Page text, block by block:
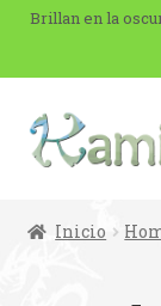
Brillan en la
Inicio